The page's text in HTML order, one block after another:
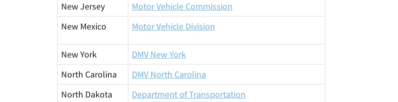
New Jersey
Motor Vehicle Commission
New Mexico
Motor Vehicle Division
New York
DMV New York
North Carolina
DMV North Carolina
North Dakota
Department of Transportation